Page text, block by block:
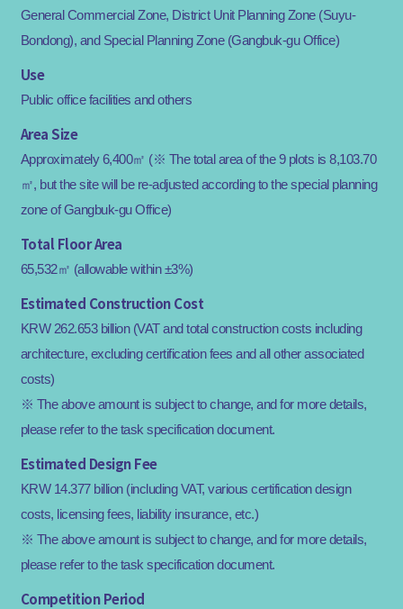
General Commercial Zone, District Unit Planning Zone (Suyu-
Bondong), and Special Planning Zone (Gangbuk-gu Office)
Use
Public office facilities and others
Area Size
Approximately 6,400㎡ (※ The total area of the 9 plots is 8,103.70
㎡, but the site will be re-adjusted according to the special planning
zone of Gangbuk-gu Office)
Total Floor Area
65,532㎡ (allowable within ±3%)
Estimated Construction Cost
KRW 262.653 billion (VAT and total construction costs including
architecture, excluding certification fees and all other associated
costs)
※ The above amount is subject to change, and for more details,
please refer to the task specification document.
Estimated Design Fee
KRW 14.377 billion (including VAT, various certification design
costs, licensing fees, liability insurance, etc.)
※ The above amount is subject to change, and for more details,
please refer to the task specification document.
Competition Period